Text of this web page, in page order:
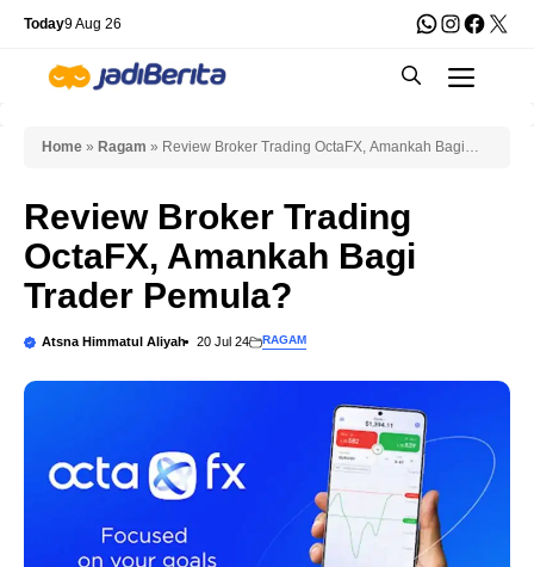
Skip
content
Today9 Aug 26 WhatsApp
X
Home » Ragam » Review Broker Trading OctaFX, Amankah Bagi
Review Broker Trading
OctaFX, Amankah Bagi
Trader Pemula?
Atsna Himmatul Aliyah 20 Jul 24 RAGAM